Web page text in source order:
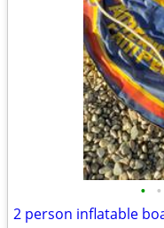
• •
2 person inflatable